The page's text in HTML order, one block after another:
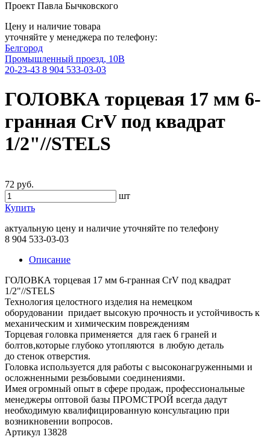
Проект Павла Бычковского
Цену и наличие товара
уточняйте у менеджера по телефону:
Белгород
Промышленный проезд, 10В
20-23-43 8 904 533-03-03
ГОЛОВКА торцевая 17 мм 6-
гранная CrV под квадрат
1/2"//STELS
72 руб.
шт
Купить
актуальную цену и наличие уточняйте по телефону
8 904 533-03-03
Описание
ГОЛОВКА торцевая 17 мм 6-гранная CrV под квадрат
1/2"//STELS
Технология целостного изделия на немецком
оборудовании придает высокую прочность и устойчивость к
механическим и химическим повреждениям
Торцевая головка применяется для гаек 6 граней и
болтов,которые глубоко утопляются в любую деталь
до стенок отверстия.
Головка используется для работы с высоконагруженными и
осложненными резьбовыми соединениями.
Имея огромный опыт в сфере продаж, профессиональные
менеджеры оптовой базы ПРОМСТРОЙ всегда дадут
необходимую квалифицированную консультацию при
возникновении вопросов.
Артикул 13828